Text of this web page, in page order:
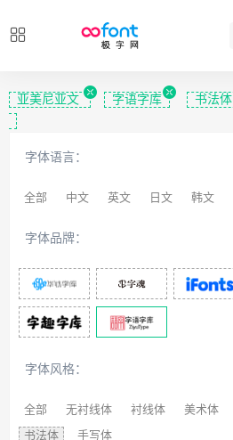
亚美尼亚文 字语字库 书法体
字体语言：
全部 中文 英文 日文 韩文
拉丁文 八思巴文
字体品牌：
字体风格：
全部 无衬线体 衬线体 美术体
书法体 手写体